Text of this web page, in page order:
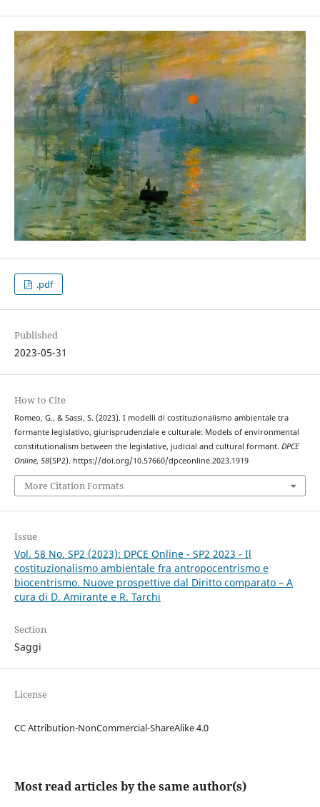
.pdf
Published
2023-05-31
How to Cite
Romeo, G., & Sassi, S. (2023). I modelli di costituzionalismo ambientale tra
formante legislativo, giurisprudenziale e culturale: Models of environmental
constitutionalism between the legislative, judicial and cultural formant. DPCE
Online, 58(SP2). https://doi.org/10.57660/dpceonline.2023.1919
More Citation Formats
Issue
Vol. 58 No. SP2 (2023): DPCE Online - SP2 2023 - Il
costituzionalismo ambientale fra antropocentrismo e
biocentrismo. Nuove prospettive dal Diritto comparato – A
cura di D. Amirante e R. Tarchi
Section
Saggi
License
CC Attribution-NonCommercial-ShareAlike 4.0
Most read articles by the same author(s)